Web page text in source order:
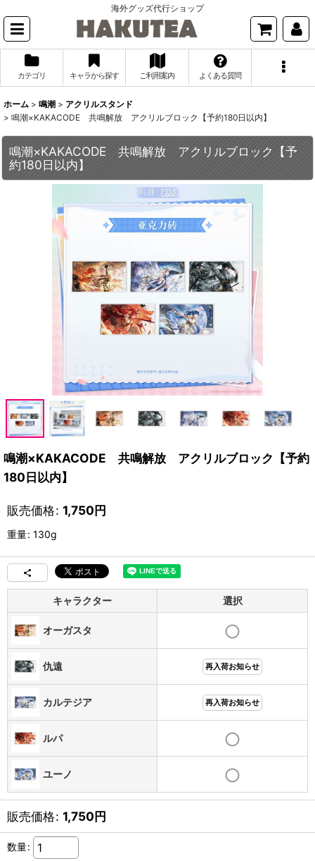
海外グッズ代行ショップ
カテゴリ キャラから探す ご利用案内 よくある質問
ホーム > 鳴潮 > アクリルスタンド
> 鳴潮×KAKACODE 共鳴解放 アクリルブロック【予約180日以内】
鳴潮×KAKACODE 共鳴解放 アクリルブロック【予
約180日以内】
鳴潮×KAKACODE 共鳴解放 アクリルブロック【予約
180日以内】
販売価格: 1,750円
重量: 130g
キャラクター 選択
オーガスタ
仇遠 再入荷お知らせ
カルテジア 再入荷お知らせ
ルパ
ユーノ
販売価格: 1,750円
数量: